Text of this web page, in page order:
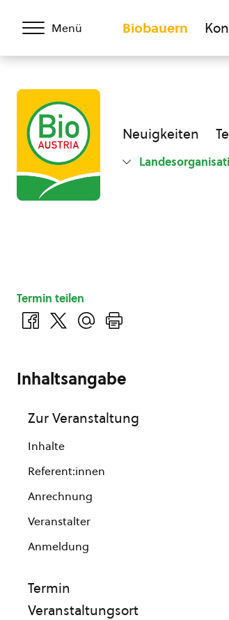
Menü Biobauern
Neuigkeiten
Termin teilen
Inhaltsangabe
Zur Veranstaltung
Inhalte
Referent:innen
Anrechnung
Veranstalter
Anmeldung
Termin
Veranstaltungsort